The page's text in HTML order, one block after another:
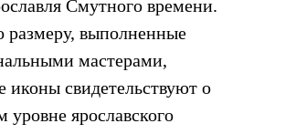
Смутного времени.
размеру, выполненные
мастерами,
иконы свидетельствуют о
уровне ярославского